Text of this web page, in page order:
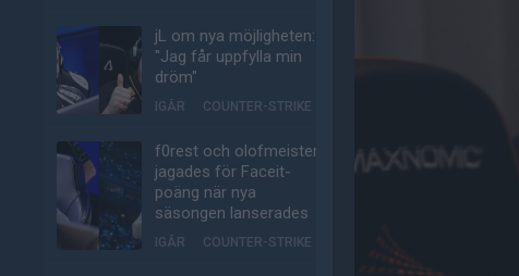
jL om nya möjligheten:
"Jag får uppfylla min
dröm"
IGÅR COUNTER-STRIKE
f0rest och olofmeister
jagades för Faceit-
poäng när nya
säsongen lanserades
IGÅR COUNTER-STRIKE